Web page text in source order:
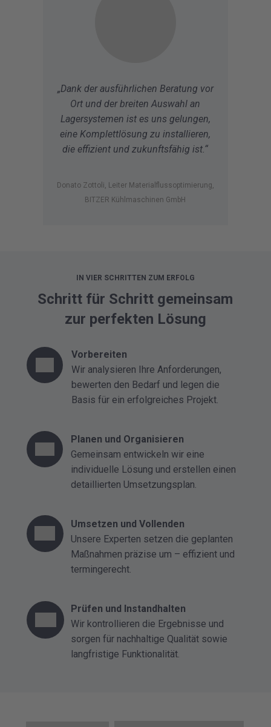
„Dank der ausführlichen Beratung vor
Ort und der breiten Auswahl an
Lagersystemen ist es uns gelungen,
eine Komplettlösung zu installieren,
die effizient und zukunftsfähig ist.“
Donato Zottoli, Leiter Materialflussoptimierung,
BITZER Kühlmaschinen GmbH
IN VIER SCHRITTEN ZUM ERFOLG
Schritt für Schritt gemeinsam
zur perfekten Lösung
Vorbereiten
Wir analysieren Ihre Anforderungen,
bewerten den Bedarf und legen die
Basis für ein erfolgreiches Projekt.
Planen und Organisieren
Gemeinsam entwickeln wir eine
individuelle Lösung und erstellen einen
detaillierten Umsetzungsplan.
Umsetzen und Vollenden
Unsere Experten setzen die geplanten
Maßnahmen präzise um – effizient und
termingerecht.
Prüfen und Instandhalten
Wir kontrollieren die Ergebnisse und
sorgen für nachhaltige Qualität sowie
langfristige Funktionalität.